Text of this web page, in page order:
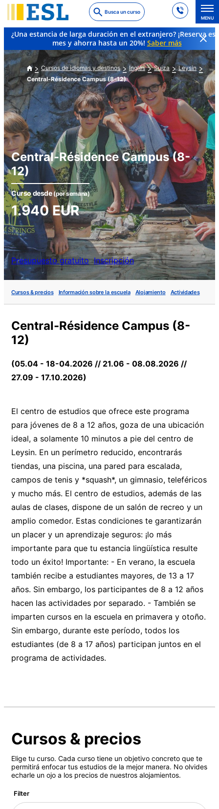
to
main
content
Busca un curso
MENU
¿Una estancia de larga duración en el extranjero? ¡Reserva
mes y ahorra hasta un 20%! Saber más
Cursos de idiomas y destinos Inglés Suiza
Leysin
Central-Résidence Campus (8-12)
Central-Résidence Campus (8-
12)
Curso desde (por semana)
1.940EUR
Presupuesto gratuito Inscripción
Cursos & precios Información sobre la escuela Alojamiento Actividades
Central-Résidence Campus (8-
12)
(05.04 - 18-04.2026 // 21.06 - 08.08.2026 //
27.09 - 17.10.2026)
El centro de estudios que ofrece este programa
para jóvenes de 8 a 12 años, goza de una ubicación
ideal, a solamente 10 minutos a pie del centro de
Leysin. En un perímetro reducido, encontrarás
tiendas, una piscina, una pared para escalada,
campos de tenis y *squash*, un gimnasio, teleféricos
y mucho más. El centro de estudios, además de las
aulas de clases, dispone de un salón de recreo y un
amplio comedor. Estas condiciones te garantizarán
un placer y un aprendizaje seguros: ¡lo más
importante para que tu estancia lingüística resulte
todo un éxito! Importante: - En verano, la escuela
también recibe a estudiantes mayores, de 13 a 17
años. Sin embargo, los participantes de 8 a 12 años
hacen las actividades por separado. - También se
imparten cursos en la escuela en primavera y otoño.
Sin embargo, durante este período, todos los
estudiantes (de 8 a 17 años) participan juntos en el
programa de actividades.
Cursos & precios
Elige tu curso. Cada curso tiene un objetivo concreto que te
permitirá enfocar tus estudios de la mejor manera. No olvides
echarle un ojo a los precios de nuestros alojamientos.
Filter